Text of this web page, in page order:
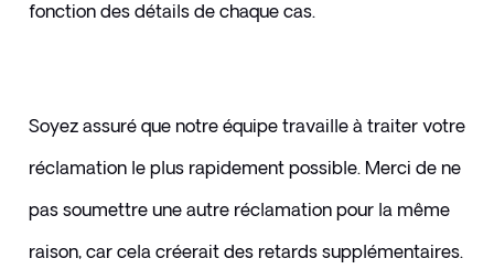
fonction des détails de chaque cas.
Soyez assuré que notre équipe travaille à traiter votre
réclamation le plus rapidement possible. Merci de ne
pas soumettre une autre réclamation pour la même
raison, car cela créerait des retards supplémentaires.